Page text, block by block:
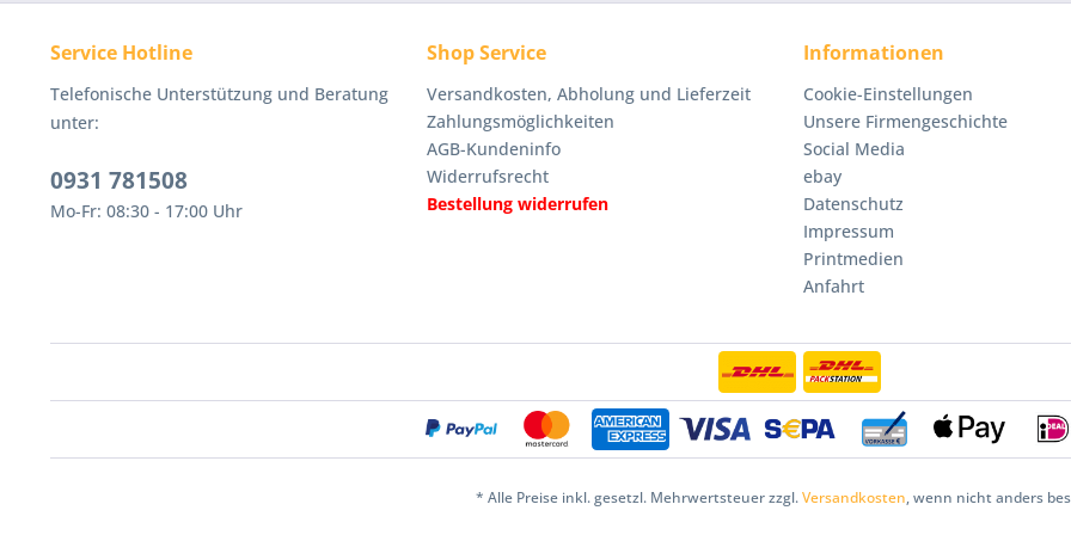
Service Hotline
Telefonische Unterstützung und Beratung
unter:
0931 781508
Mo-Fr: 08:30 - 17:00 Uhr
Shop Service
Versandkosten, Abholung und Lieferzeit
Zahlungsmöglichkeiten
AGB-Kundeninfo
Widerrufsrecht
Bestellung widerrufen
Informationen
Cookie-Einstellungen
Unsere Firmengeschichte
Social Media
ebay
Datenschutz
Impressum
Printmedien
Anfahrt
* Alle Preise inkl. gesetzl. Mehrwertsteuer zzgl.Versandkosten, wenn nicht anders